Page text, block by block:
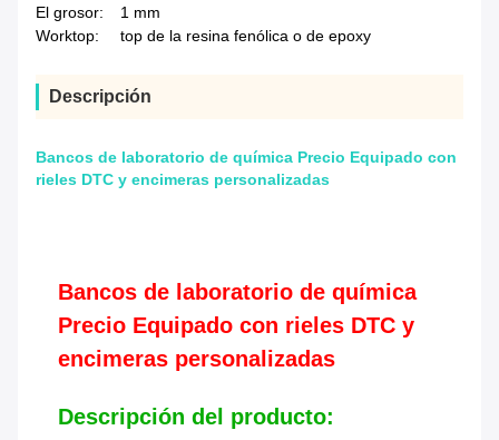
El grosor:
1 mm
Worktop:
top de la resina fenólica o de epoxy
Descripción
Bancos de laboratorio de química Precio Equipado con
rieles DTC y encimeras personalizadas
Bancos de laboratorio de química
Precio Equipado con rieles DTC y
encimeras personalizadas
Descripción del producto: